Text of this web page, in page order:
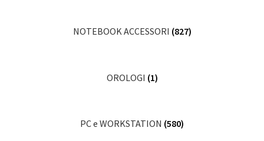
NOTEBOOK ACCESSORI (827)
OROLOGI (1)
PC e WORKSTATION (580)